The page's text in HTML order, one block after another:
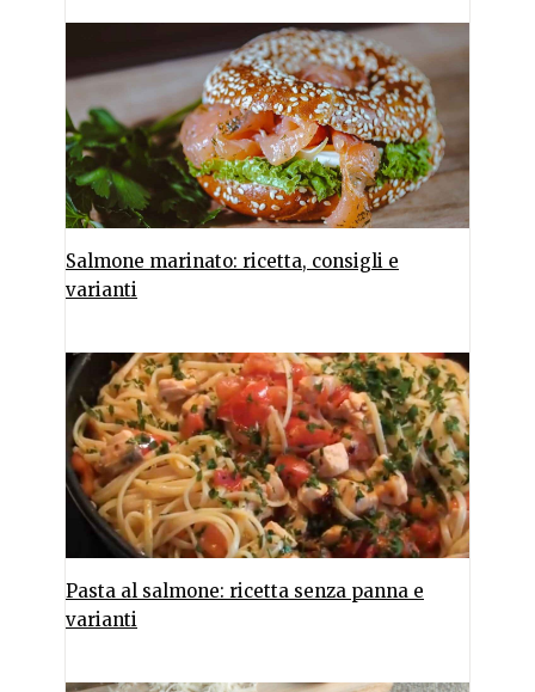
Salmone marinato: ricetta, consigli e
varianti
Pasta al salmone: ricetta senza panna e
varianti